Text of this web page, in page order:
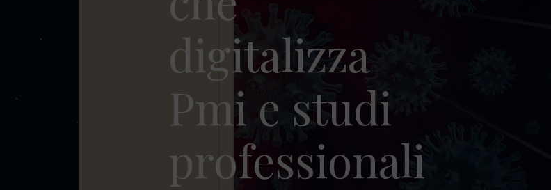
digitalizza
Pmi e studi
professionali